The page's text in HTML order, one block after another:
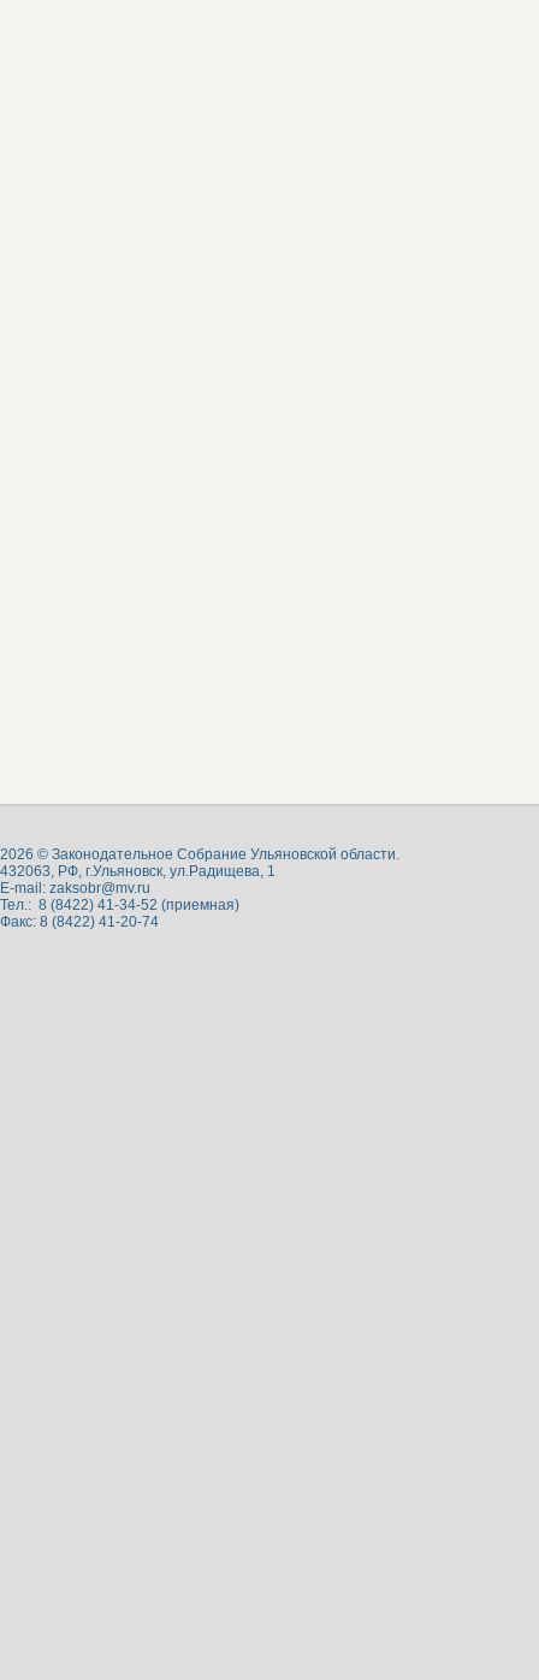
2026 © Законодательное Собрание Ульяновской области.
432063, РФ, г.Ульяновск, ул.Радищева, 1
E-mail: zaksobr@mv.ru
Тел.: 8 (8422) 41-34-52 (приемная)
Факс: 8 (8422) 41-20-74